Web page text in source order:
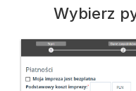
Wybierz